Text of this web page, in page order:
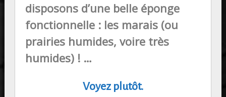
disposons d’une belle éponge
fonctionnelle : les marais (ou
prairies humides, voire très
humides) ! …
Voyez plutôt.